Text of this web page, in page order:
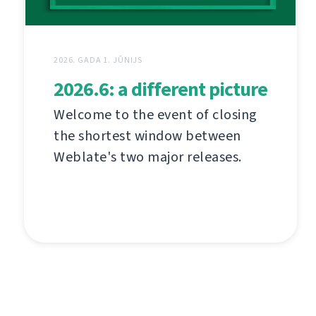
2026. GADA 1. JŪNIJS
2026.6: a different picture
Welcome to the event of closing
the shortest window between
Weblate's two major releases.